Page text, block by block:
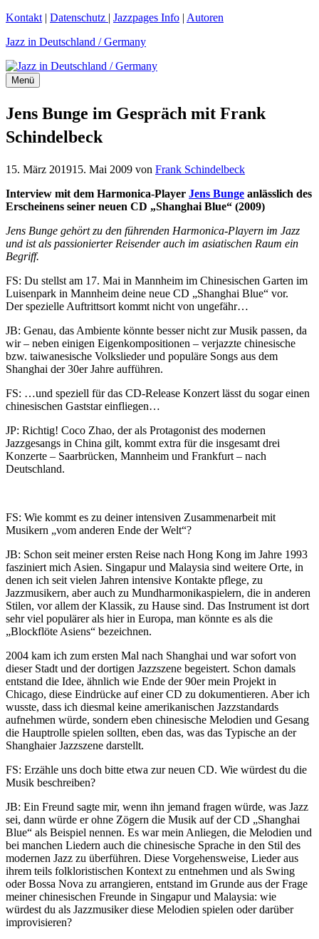
Zum
springen
Kontakt | Datenschutz | Jazzpages Info | Autoren
Jazz in Deutschland / Germany
Menü
Jens Bunge im Gespräch mit Frank
Schindelbeck
15. März 201915. Mai 2009 von Frank Schindelbeck
Interview mit dem Harmonica-Player Jens Bunge anlässlich des
Erscheinens seiner neuen CD „Shanghai Blue“ (2009)
Jens Bunge gehört zu den führenden Harmonica-Playern im Jazz
und ist als passionierter Reisender auch im asiatischen Raum ein
Begriff.
FS: Du stellst am 17. Mai in Mannheim im Chinesischen Garten im
Luisenpark in Mannheim deine neue CD „Shanghai Blue“ vor.
Der spezielle Auftrittsort kommt nicht von ungefähr…
JB: Genau, das Ambiente könnte besser nicht zur Musik passen, da
wir – neben einigen Eigenkompositionen – verjazzte chinesische
bzw. taiwanesische Volkslieder und populäre Songs aus dem
Shanghai der 30er Jahre aufführen.
FS: …und speziell für das CD-Release Konzert lässt du sogar einen
chinesischen Gaststar einfliegen…
JP: Richtig! Coco Zhao, der als Protagonist des modernen
Jazzgesangs in China gilt, kommt extra für die insgesamt drei
Konzerte – Saarbrücken, Mannheim und Frankfurt – nach
Deutschland.
FS: Wie kommt es zu deiner intensiven Zusammenarbeit mit
Musikern „vom anderen Ende der Welt“?
JB: Schon seit meiner ersten Reise nach Hong Kong im Jahre 1993
fasziniert mich Asien. Singapur und Malaysia sind weitere Orte, in
denen ich seit vielen Jahren intensive Kontakte pflege, zu
Jazzmusikern, aber auch zu Mundharmonikaspielern, die in anderen
Stilen, vor allem der Klassik, zu Hause sind. Das Instrument ist dort
sehr viel populärer als hier in Europa, man könnte es als die
„Blockflöte Asiens“ bezeichnen.
2004 kam ich zum ersten Mal nach Shanghai und war sofort von
dieser Stadt und der dortigen Jazzszene begeistert. Schon damals
entstand die Idee, ähnlich wie Ende der 90er mein Projekt in
Chicago, diese Eindrücke auf einer CD zu dokumentieren. Aber ich
wusste, dass ich diesmal keine amerikanischen Jazzstandards
aufnehmen würde, sondern eben chinesische Melodien und Gesang
die Hauptrolle spielen sollten, eben das, was das Typische an der
Shanghaier Jazzszene darstellt.
FS: Erzähle uns doch bitte etwa zur neuen CD. Wie würdest du die
Musik beschreiben?
JB: Ein Freund sagte mir, wenn ihn jemand fragen würde, was Jazz
sei, dann würde er ohne Zögern die Musik auf der CD „Shanghai
Blue“ als Beispiel nennen. Es war mein Anliegen, die Melodien und
bei manchen Liedern auch die chinesische Sprache in den Stil des
modernen Jazz zu überführen. Diese Vorgehensweise, Lieder aus
ihrem teils folkloristischen Kontext zu entnehmen und als Swing
oder Bossa Nova zu arrangieren, entstand im Grunde aus der Frage
meiner chinesischen Freunde in Singapur und Malaysia: wie
würdest du als Jazzmusiker diese Melodien spielen oder darüber
improvisieren?